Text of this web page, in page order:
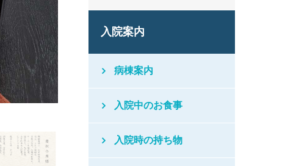
入院案内
病棟案内
入院中のお食事
入院時の持ち物